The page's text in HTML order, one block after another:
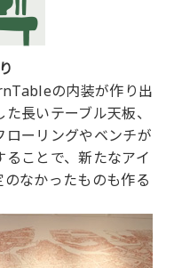
の内装が作り出
長いテーブル天板、
ーリングやベンチが
ことで、新たなアイ
なかったものも作る